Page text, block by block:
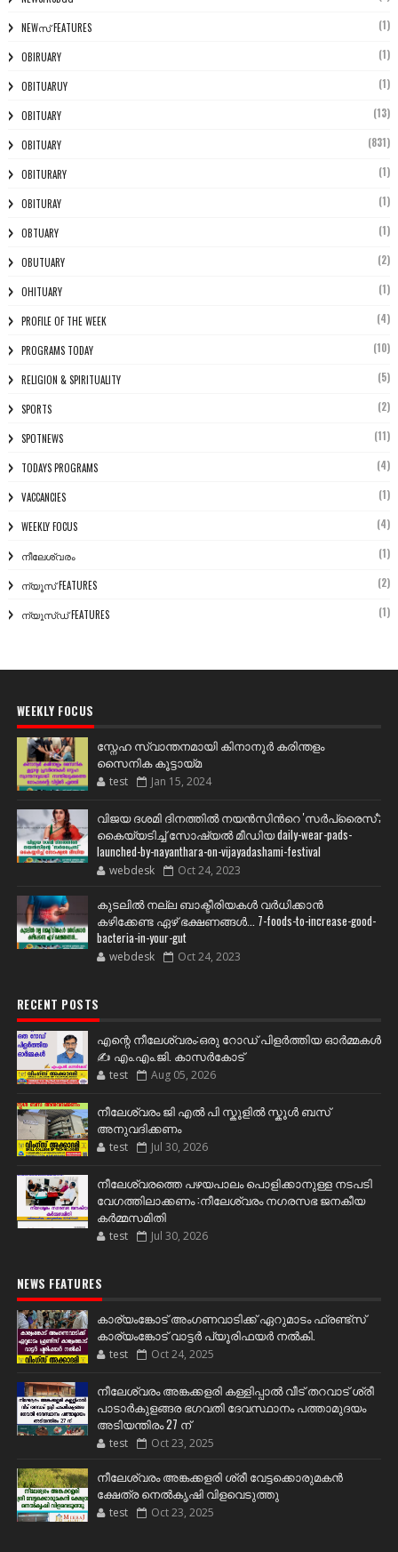
NEWസ് FEATURES (1)
OBIRUARY (1)
OBITUARUY (1)
OBITUARY (13)
OBITUARY (831)
OBITURARY (1)
OBITURAY (1)
OBTUARY (1)
OBUTUARY (2)
OHITUARY (1)
PROFILE OF THE WEEK (4)
PROGRAMS TODAY (10)
RELIGION & SPIRITUALITY (5)
SPORTS (2)
SPOTNEWS (11)
TODAYS PROGRAMS (4)
VACCANCIES (1)
WEEKLY FOCUS (4)
നീലേശ്വരം (1)
ന്യൂസ് FEATURES (2)
ന്യൂസ്ഡ് FEATURES (1)
WEEKLY FOCUS
സ്നേഹ സ്വാന്തനമായി കിനാനൂർ കരിന്തളം
സൈനിക കൂട്ടായ്മ
test Jan 15, 2024
വിജയ ദശമി ദിനത്തില്‍ നയന്‍സിന്‍റെ 'സര്‍പ്രൈസ്';
കൈയ്യടിച്ച് സോഷ്യല്‍ മീഡിയ daily-wear-pads-
launched-by-nayanthara-on-vijayadashami-festival
webdesk Oct 24, 2023
കുടലിൽ നല്ല ബാക്ടീരിയകൾ വര്‍ധിക്കാന്‍
കഴിക്കേണ്ട ഏഴ് ഭക്ഷണങ്ങള്‍... 7-foods-to-increase-good-
bacteria-in-your-gut
webdesk Oct 24, 2023
RECENT POSTS
എന്റെ നീലേശ്വരം:ഒരു റോഡ് പിളർത്തിയ ഓർമ്മകൾ
✍️ എം.എം.ജി. കാസർകോട്
test Aug 05, 2026
നീലേശ്വരം ജി എൽ പി സ്കൂളിൽ സ്കൂൾ ബസ്
അനുവദിക്കണം
test Jul 30, 2026
നീലേശ്വരത്തെ പഴയപാലം പൊളിക്കാനുള്ള നടപടി
വേഗത്തിലാക്കണം :നീലേശ്വരം നഗരസഭ ജനകീയ
കർമ്മസമിതി
test Jul 30, 2026
NEWS FEATURES
കാര്യംങ്കോട് അംഗണവാടിക്ക് ഏറുമാടം ഫ്രണ്ട്സ്
കാര്യംങ്കോട് വാട്ടർ പ്യൂരിഫയർ നൽകി.
test Oct 24, 2025
നീലേശ്വരം അങ്കക്കളരി കള്ളിപ്പാൽ വീട് തറവാട് ശ്രീ
പാടാർകുളങ്ങര ഭഗവതി ദേവസ്ഥാനം പത്താമുദയം
അടിയന്തിരം 27 ന്
test Oct 23, 2025
നീലേശ്വരം അങ്കക്കളരി ശ്രീ വേട്ടക്കൊരുമകൻ
ക്ഷേത്ര നെൽകൃഷി വിളവെടുത്തു
test Oct 23, 2025